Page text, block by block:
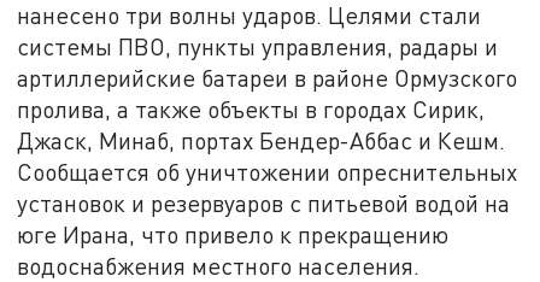
нанесено три волны ударов. Целями стали
системы ПВО, пункты управления, радары и
артиллерийские батареи в районе Ормузского
пролива, а также объекты в городах Сирик,
Джаск, Минаб, портах Бендер-Аббас и Кешм.
Сообщается об уничтожении опреснительных
установок и резервуаров с питьевой водой на
юге Ирана, что привело к прекращению
водоснабжения местного населения.